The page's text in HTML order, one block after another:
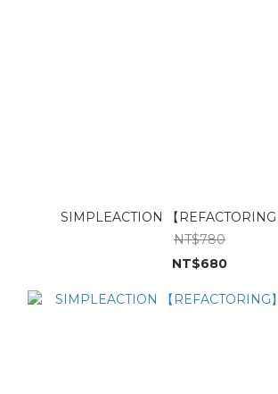
SIMPLEACTION 【REFACTORING
NT$780
NT$680